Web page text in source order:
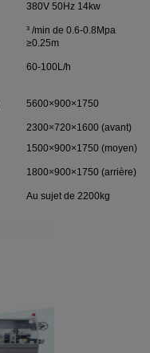
380V 50Hz 14kw
³ /min de 0.6-0.8Mpa
≥0.25m
60-100L/h
5600×900×1750
2300×720×1600 (avant)
1500×900×1750 (moyen)
1800×900×1750 (arrière)
Au sujet de 2200kg